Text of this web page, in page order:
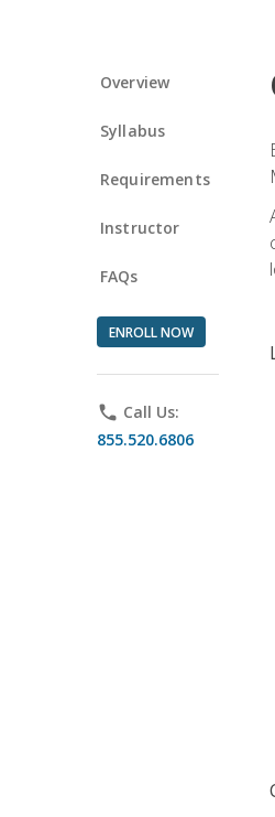
Overview
Syllabus
Requirements
Instructor
FAQs
ENROLL NOW
phone Call Us:
855.520.6806